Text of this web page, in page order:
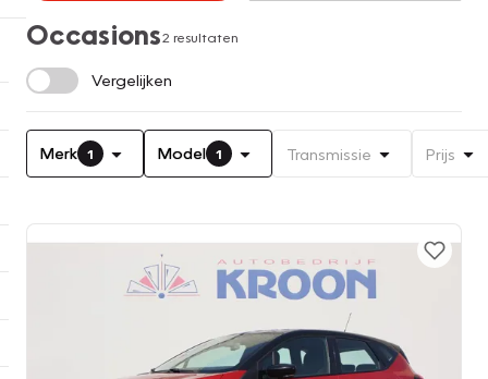
Occasions2 resultaten
Vergelijken
Merk 1 Model 1 Transmissie Prijs